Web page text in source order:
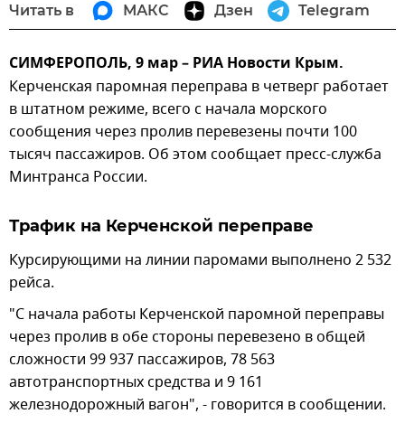
Читать в МАКС Дзен Telegram
СИМФЕРОПОЛЬ, 9 мар – РИА Новости Крым.
Керченская паромная переправа в четверг работает
в штатном режиме, всего с начала морского
сообщения через пролив перевезены почти 100
тысяч пассажиров. Об этом сообщает пресс-служба
Минтранса России.
Трафик на Керченской переправе
Курсирующими на линии паромами выполнено 2 532
рейса.
"С начала работы Керченской паромной переправы
через пролив в обе стороны перевезено в общей
сложности 99 937 пассажиров, 78 563
автотранспортных средства и 9 161
железнодорожный вагон", - говорится в сообщении.